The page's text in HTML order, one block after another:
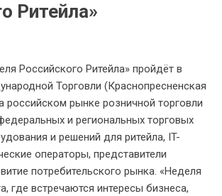
Ритейла»
Российского Ритейла» пройдёт в
Торговли (Краснопресненская
российском рынке розничной торговли
и региональных торговых
и решений для ритейла, IT-
операторы, представители
потребительского рынка. «Неделя
где встречаются интересы бизнеса,